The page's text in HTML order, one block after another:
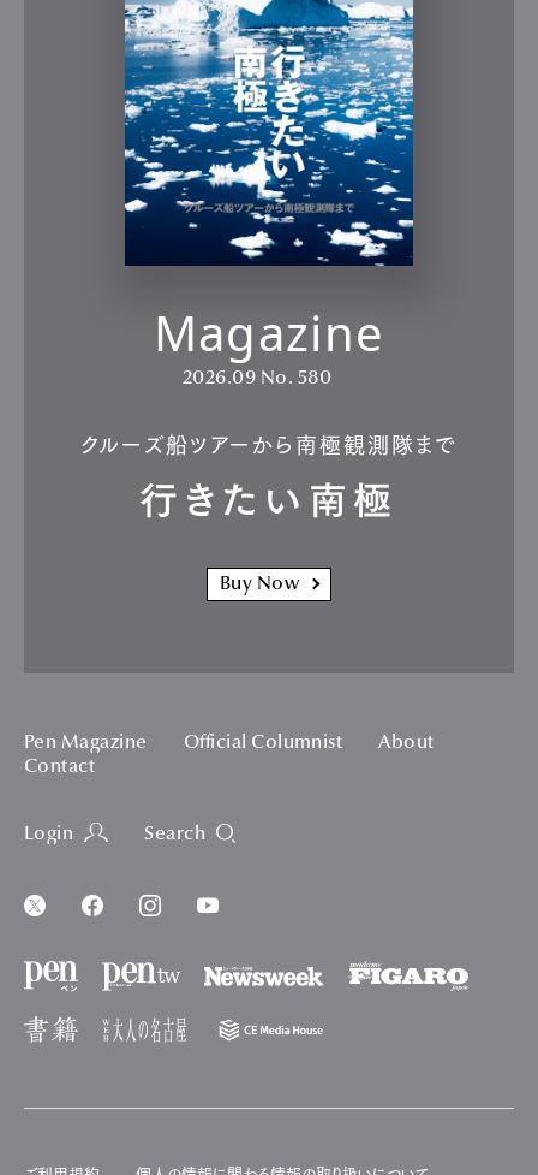
Magazine
2026.09 No. 580
クルーズ船ツアーから南極観測隊まで
行きたい南極
Buy Now
Pen Magazine Official Columnist
About
Contact
Login Search